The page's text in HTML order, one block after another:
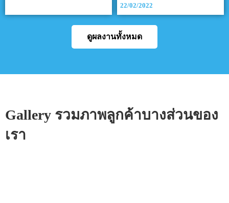
22/02/2022
ดูผลงานทั้งหมด
Gallery รวมภาพลูกค้าบางส่วนของ
เรา